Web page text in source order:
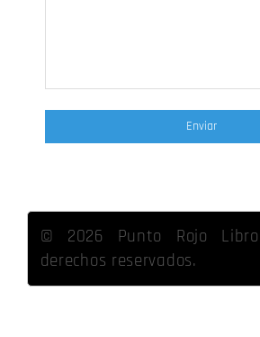
© 2026 Punto Rojo
derechos reservados.